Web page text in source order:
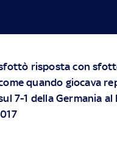
risposta con
quando giocava
7-1 della Germania